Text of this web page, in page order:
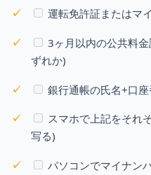
運転免許証またはマ
3ヶ月以内の公共料
ずれか)
銀行通帳の氏名+口
スマホで上記をそれ
写る)
パソコンでマイナン